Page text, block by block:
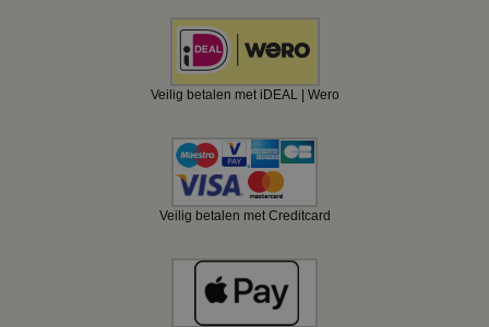
Veilig betalen met iDEAL | Wero
Veilig betalen met Creditcard